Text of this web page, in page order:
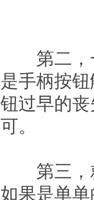
第二，一
是手柄按
钮过早的
可。
第三，就
如果是单